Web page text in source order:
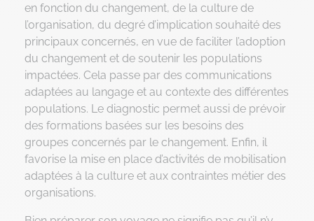
en fonction du changement, de la culture de
l’organisation, du degré d’implication souhaité des
principaux concernés, en vue de faciliter l’adoption
du changement et de soutenir les populations
impactées. Cela passe par des communications
adaptées au langage et au contexte des différentes
populations. Le diagnostic permet aussi de prévoir
des formations basées sur les besoins des
groupes concernés par le changement. Enfin, il
favorise la mise en place d’activités de mobilisation
adaptées à la culture et aux contraintes métier des
organisations.